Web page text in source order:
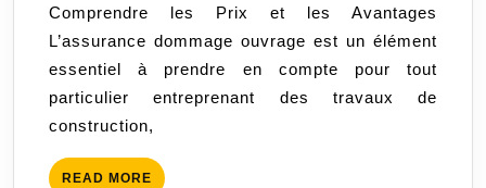
dommage
ouvrage
pour
les
Comprendre les Prix et les Avantages
L’assurance dommage ouvrage est un élément
essentiel à prendre en compte pour tout
particulier entreprenant des travaux de
construction,
READ MORE READ